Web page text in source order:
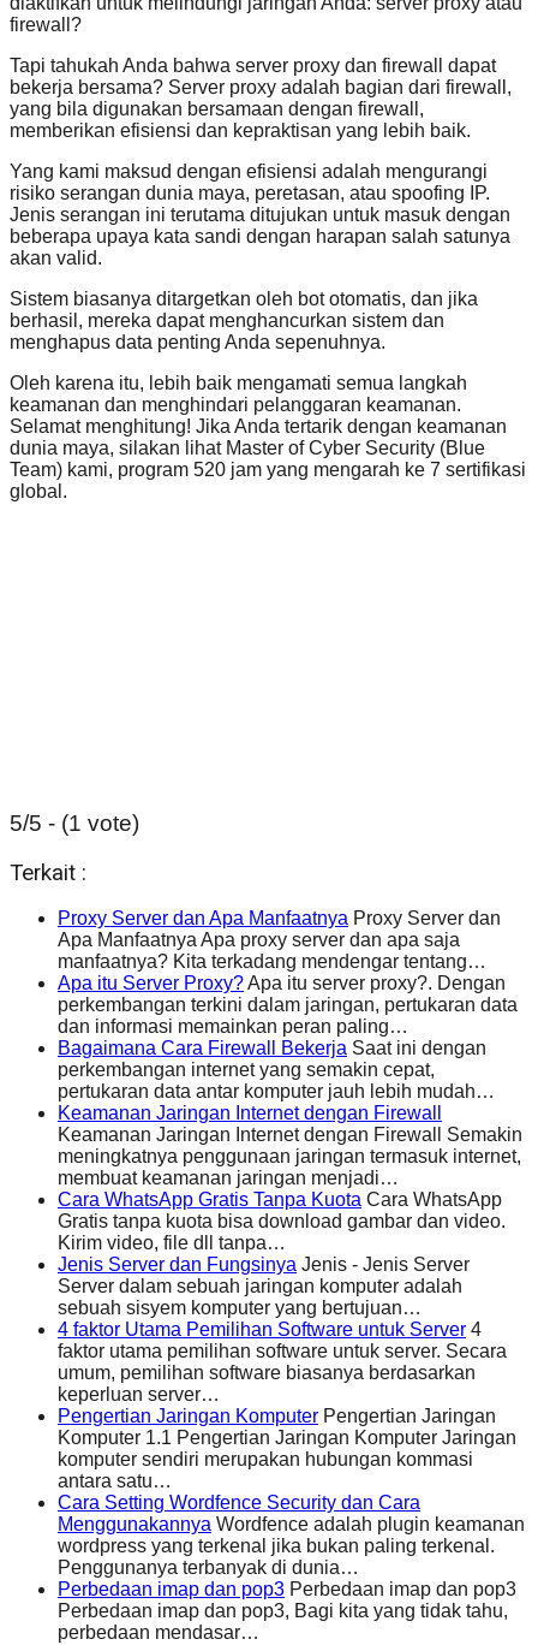
firewall?
Tapi tahukah Anda bahwa server proxy dan firewall dapat
bekerja bersama? Server proxy adalah bagian dari firewall,
yang bila digunakan bersamaan dengan firewall,
memberikan efisiensi dan kepraktisan yang lebih baik.
Yang kami maksud dengan efisiensi adalah mengurangi
risiko serangan dunia maya, peretasan, atau spoofing IP.
Jenis serangan ini terutama ditujukan untuk masuk dengan
beberapa upaya kata sandi dengan harapan salah satunya
akan valid.
Sistem biasanya ditargetkan oleh bot otomatis, dan jika
berhasil, mereka dapat menghancurkan sistem dan
menghapus data penting Anda sepenuhnya.
Oleh karena itu, lebih baik mengamati semua langkah
keamanan dan menghindari pelanggaran keamanan.
Selamat menghitung! Jika Anda tertarik dengan keamanan
dunia maya, silakan lihat Master of Cyber Security (Blue
Team) kami, program 520 jam yang mengarah ke 7 sertifikasi
global.
5/5 - (1 vote)
Terkait :
Proxy Server dan Apa Manfaatnya Proxy Server dan
Apa Manfaatnya Apa proxy server dan apa saja
manfaatnya? Kita terkadang mendengar tentang…
Apa itu Server Proxy?Apa itu server proxy?. Dengan
perkembangan terkini dalam jaringan, pertukaran data
dan informasi memainkan peran paling…
Bagaimana Cara Firewall Bekerja Saat ini dengan
perkembangan internet yang semakin cepat,
pertukaran data antar komputer jauh lebih mudah…
Keamanan Jaringan Internet dengan Firewall
Keamanan Jaringan Internet dengan Firewall Semakin
meningkatnya penggunaan jaringan termasuk internet,
membuat keamanan jaringan menjadi…
Cara WhatsApp Gratis Tanpa Kuota Cara WhatsApp
Gratis tanpa kuota bisa download gambar dan video.
Kirim video, file dll tanpa…
Jenis Server dan Fungsinya Jenis - Jenis Server
Server dalam sebuah jaringan komputer adalah
sebuah sisyem komputer yang bertujuan…
4 faktor Utama Pemilihan Software untuk Server 4
faktor utama pemilihan software untuk server. Secara
umum, pemilihan software biasanya berdasarkan
keperluan server…
Pengertian Jaringan Komputer Pengertian Jaringan
Komputer 1.1 Pengertian Jaringan Komputer Jaringan
komputer sendiri merupakan hubungan kommasi
antara satu…
Cara Setting Wordfence Security dan Cara
Menggunakannya Wordfence adalah plugin keamanan
wordpress yang terkenal jika bukan paling terkenal.
Penggunanya terbanyak di dunia…
Perbedaan imap dan pop3 Perbedaan imap dan pop3
Perbedaan imap dan pop3, Bagi kita yang tidak tahu,
perbedaan mendasar…